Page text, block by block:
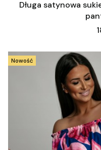
Długa satynowa
Nowość